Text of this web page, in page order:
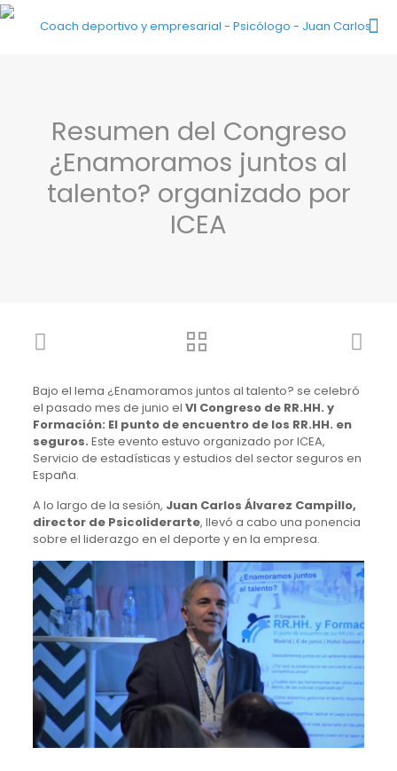
Resumen del Congreso
¿Enamoramos juntos al
talento? organizado por
ICEA
Bajo el lema ¿Enamoramos juntos al talento? se celebró
el pasado mes de junio el VI Congreso de RR.HH. y
Formación: El punto de encuentro de los RR.HH. en
seguros. Este evento estuvo organizado por ICEA,
Servicio de estadísticas y estudios del sector seguros en
España.
A lo largo de la sesión, Juan Carlos Álvarez Campillo,
director de Psicoliderarte, llevó a cabo una ponencia
sobre el liderazgo en el deporte y en la empresa.